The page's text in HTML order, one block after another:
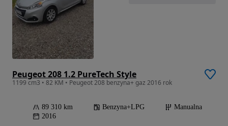
Peugeot 208 1.2 PureTech Style
1199 cm3 • 82 KM • Peugeot 208 benzyna+ gaz 2016 rok
89 310 km Benzyna+LPG
Manualna
2016